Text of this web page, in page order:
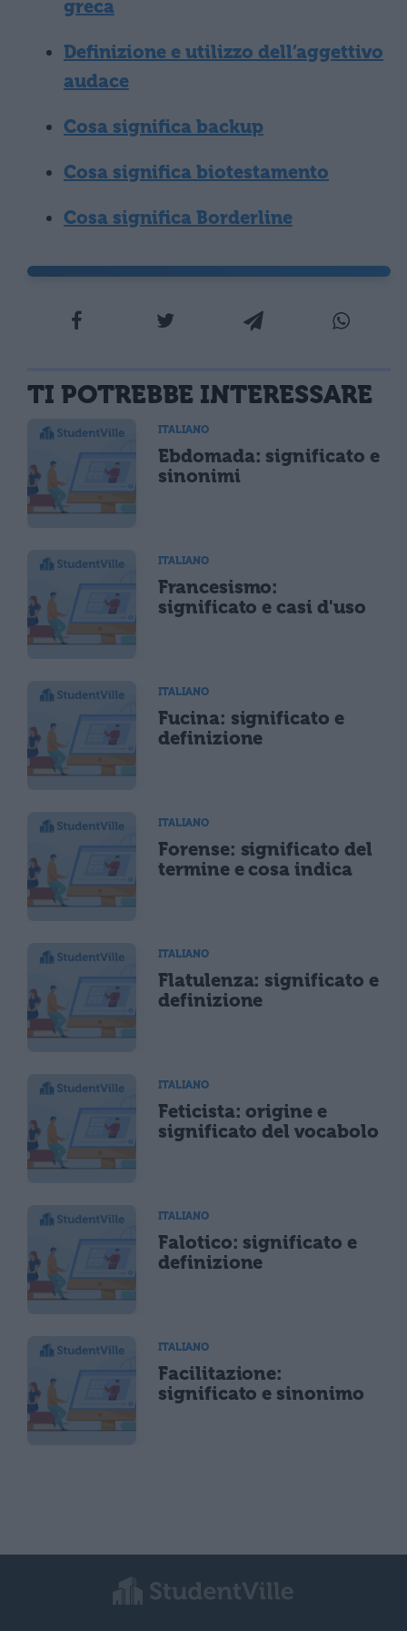
greca
Definizione e utilizzo dell’aggettivo
audace
Cosa significa backup
Cosa significa biotestamento
Cosa significa Borderline
TI POTREBBE INTERESSARE
ITALIANO
Ebdomada: significato e
sinonimi
ITALIANO
Francesismo:
significato e casi d'uso
ITALIANO
Fucina: significato e
definizione
ITALIANO
Forense: significato del
termine e cosa indica
ITALIANO
Flatulenza: significato e
definizione
ITALIANO
Feticista: origine e
significato del vocabolo
ITALIANO
Falotico: significato e
definizione
ITALIANO
Facilitazione:
significato e sinonimo